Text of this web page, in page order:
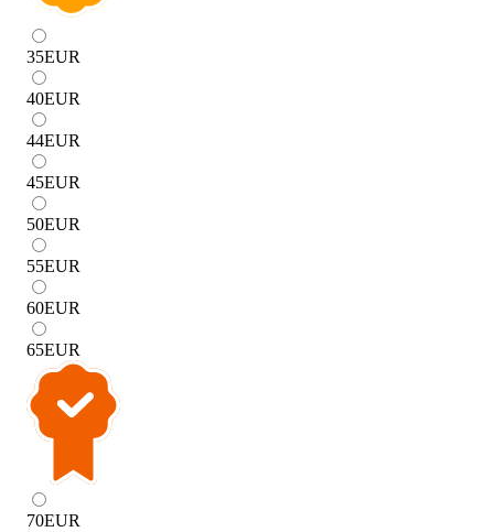
35EUR
40EUR
44EUR
45EUR
50EUR
55EUR
60EUR
65EUR
70EUR